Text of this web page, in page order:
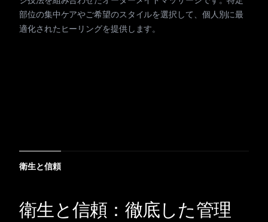
部位の集中ケアやご希望のスタイルを選択して、個人別に最
適化されたヒーリングを提供します。
衛生と信頼
衛生と信頼：徹底した管理